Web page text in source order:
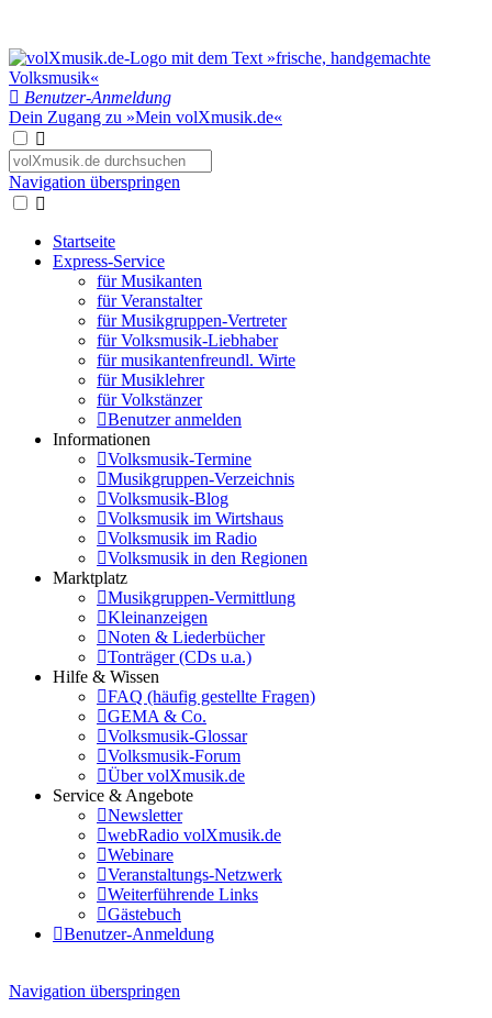
Benutzer-Anmeldung
Dein Zugang zu »Mein volXmusik.de«
Navigation überspringen
Startseite
Express-Service
für Musikanten
für Veranstalter
für Musikgruppen-Vertreter
für Volksmusik-Liebhaber
für musikantenfreundl. Wirte
für Musiklehrer
für Volkstänzer
Benutzer anmelden
Informationen
Volksmusik-Termine
Musikgruppen-Verzeichnis
Volksmusik-Blog
Volksmusik im Wirtshaus
Volksmusik im Radio
Volksmusik in den Regionen
Marktplatz
Musikgruppen-Vermittlung
Kleinanzeigen
Noten & Liederbücher
Tonträger (CDs u.a.)
Hilfe & Wissen
FAQ (häufig gestellte Fragen)
GEMA & Co.
Volksmusik-Glossar
Volksmusik-Forum
Über volXmusik.de
Service & Angebote
Newsletter
webRadio volXmusik.de
Webinare
Veranstaltungs-Netzwerk
Weiterführende Links
Gästebuch
Benutzer-Anmeldung
Navigation überspringen